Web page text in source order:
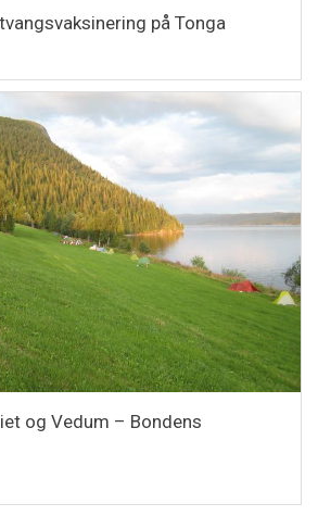
på Tonga
og Vedum – Bondens